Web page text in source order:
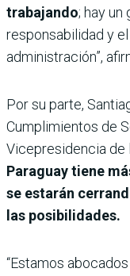
trabajando; hay un
responsabilidad y
administración”,
Por su parte,
Cumplimientos de
Vicepresidencia de
Paraguay tiene
se estarán
las posibilidades.
“Estamos